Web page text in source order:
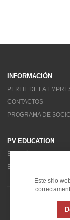
INFORMACIÓN
PERFIL DE LA
CONTACTOS
PROGRAMA DE
PV EDUCATION
BOLETÍN DE NOTICIAS
BLOG
© 2007 - 2026
Este sitio